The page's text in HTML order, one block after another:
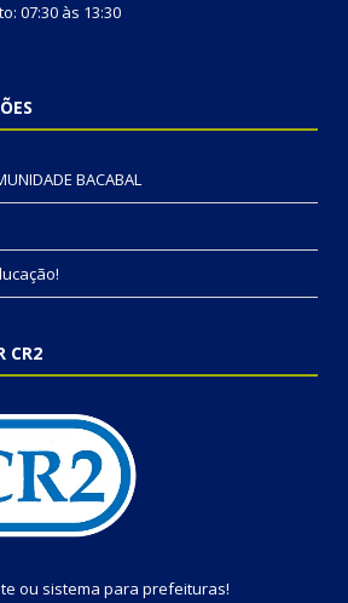
07:30 às 13:30
BACABAL
CR2
ou sistema para prefeituras!